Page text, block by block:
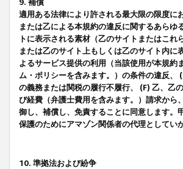
9. 補償
適用ある法律により許される最大限の限度に
または乙による本規約の違反に関するあら
トに表示される素材（乙のサイトまたはこ
または乙のサイト上もしくは乙のサイト内
よるサービス提供の利用（当該使用が本規
ム・ポリシーを含みます。）の条件の違反、
の義務または関税の履行不履行、 (F) 乙、乙
び経費（弁護士費用を含みます。）請求から
御し、補償し、免責することに同意します。
保護のためにアマゾン関係者の代理としてい
10. 準拠法および紛争